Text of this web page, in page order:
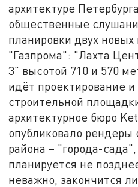
архитектуре
общественные
планировки двух новых
"Газпрома": "Лахта
3" высотой 710 и 570
идёт проектирование и
строительной
архитектурное бюро
опубликовало рендеры
района – "города-
планируется не
неважно, закончится